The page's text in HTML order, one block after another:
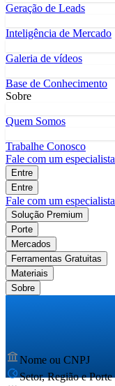
Geração de Leads
Inteligência de Mercado
Galeria de vídeos
Base de Conhecimento
Sobre
Quem Somos
Trabalhe Conosco
Fale com um especialista
Entre
Entre
Fale com um especialista
Solução Premium
Porte
Mercados
Ferramentas Gratuitas
Materiais
Sobre
Nome ou CNPJ
Setor, Região e Porte